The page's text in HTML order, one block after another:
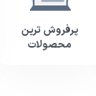
پرفروش ترین
محصولات